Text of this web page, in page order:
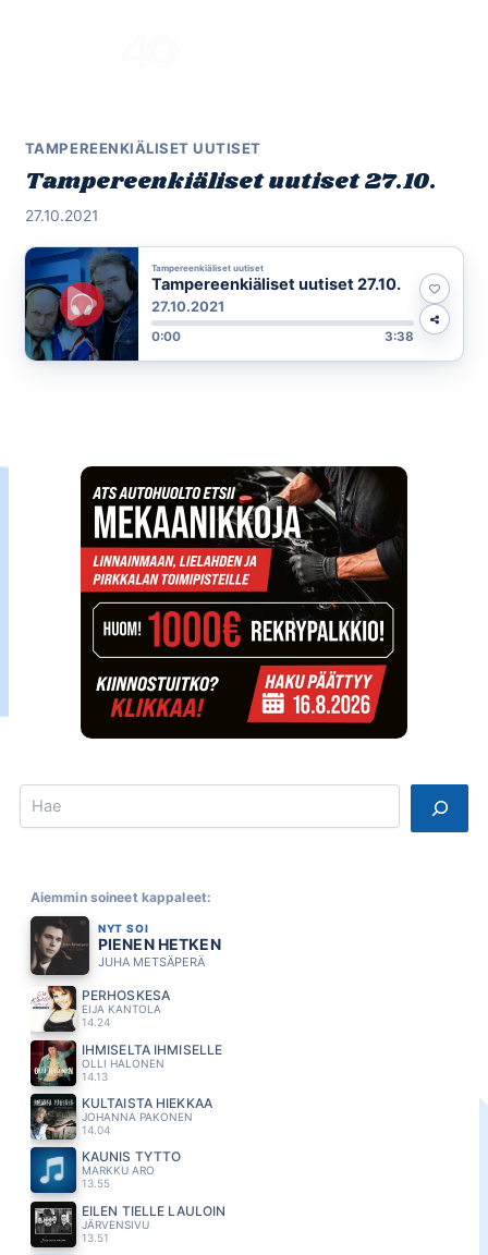
TAMPEREENKIÄLISET UUTISET
Tampereenkiäliset uutiset 27.10.
27.10.2021
Tampereenkiäliset uutiset
Tampereenkiäliset uutiset 27.10.
27.10.2021
0:00 3:38
Search
Aiemmin soineet kappaleet:
NYT SOI
PIENEN HETKEN
JUHA METSÄPERÄ
PERHOSKESA
EIJA KANTOLA
14.24
IHMISELTÄ IHMISELLE
OLLI HALONEN
14.13
KULTAISTA HIEKKAA
JOHANNA PAKONEN
14.04
KAUNIS TYTTO
MARKKU ARO
13.55
EILEN TIELLE LAULOIN
JÄRVENSIVU
13.51